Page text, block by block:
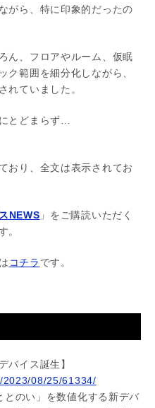
がら、特に印象的だったの
ん、フロアやルーム、仮眠
ク範囲を細分化しながら、
れていました。
とどまらず…
おり、全文は表示されてお
NEWS 」をご購読いただく
。
コチラ です。
バイス誕生】
08/25/61334/
のい」を数値化する新デバ